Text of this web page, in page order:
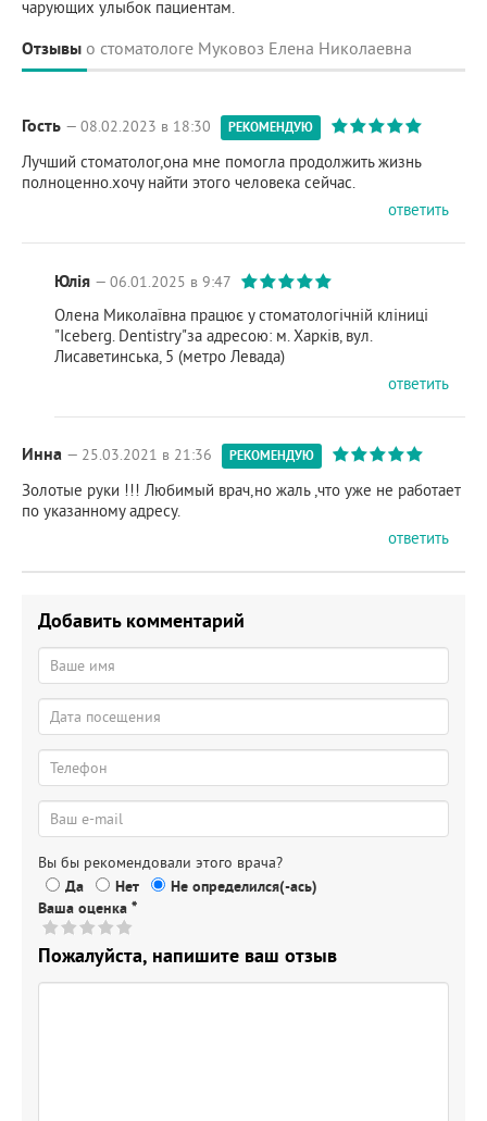
чарующих улыбок пациентам.
Отзывы о стоматологе Муковоз Елена Николаевна
Гость — 08.02.2023 в 18:30 РЕКОМЕНДУЮ
Лучший стоматолог,она мне помогла продолжить жизнь
полноценно.хочу найти этого человека сейчас.
ответить
Юлія — 06.01.2025 в 9:47
Олена Миколаївна працює у стоматологічній кліниці
"Iceberg. Dentistry"за адресою: м. Харків, вул.
Лисаветинська, 5 (метро Левада)
ответить
Инна — 25.03.2021 в 21:36 РЕКОМЕНДУЮ
Золотые руки !!! Любимый врач,но жаль ,что уже не работает
по указанному адресу.
ответить
Добавить комментарий
Вы бы рекомендовали этого врача?
Да
Нет
Не определился(-ась)
Ваша оценка *
Пожалуйста, напишите ваш отзыв